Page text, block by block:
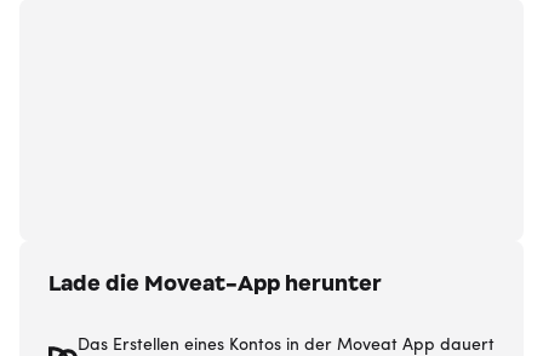
Lade die Moveat-App herunter
Das Erstellen eines Kontos in der Moveat App dauert